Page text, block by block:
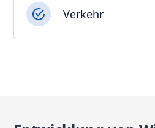
Verkehr